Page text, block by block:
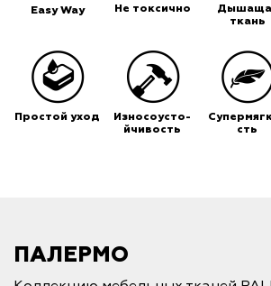
Easy Way Не токсично
ткань
Простой уход
Износоусто-
йчивость
сть
ПАЛЕРМО